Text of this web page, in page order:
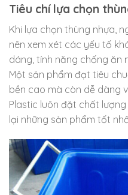
Tiêu chí lựa chọn
Khi lựa chọn thùng nhựa,
nên xem xét các yếu tố
dáng, tính năng chống ăn
Một sản phẩm đạt tiêu
bền cao mà còn dễ dàng
Plastic luôn đặt chất
lại những sản phẩm tốt